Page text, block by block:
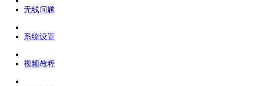
无线问题
系统设置
视频教程